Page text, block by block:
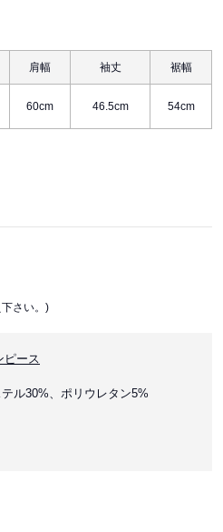
肩幅 袖丈 裾幅
60cm 46.5cm 54cm
さい。)
ピース
ル30%、ポリウレタン5%